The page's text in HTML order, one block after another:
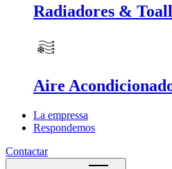
Radiadores &
Aire
La empressa
Respondemos
Contactar